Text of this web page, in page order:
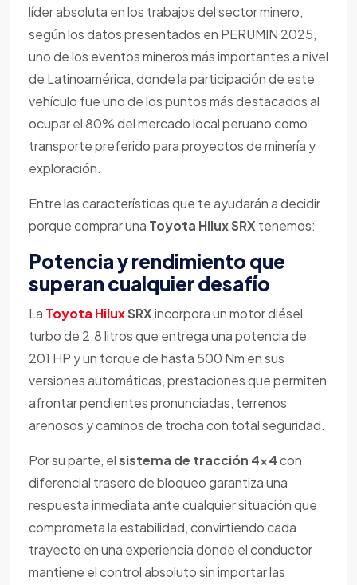
líder absoluta en los trabajos del sector minero,
según los datos presentados en PERUMIN 2025,
uno de los eventos mineros más importantes a nivel
de Latinoamérica, donde la participación de este
vehículo fue uno de los puntos más destacados al
ocupar el 80% del mercado local peruano como
transporte preferido para proyectos de minería y
exploración.
Entre las características que te ayudarán a decidir
porque comprar una Toyota Hilux SRX tenemos:
Potencia y rendimiento que
superan cualquier desafío
La Toyota HiluxSRXincorpora un motor diésel
turbo de 2.8 litros que entrega una potencia de
201 HP y un torque de hasta 500 Nm en sus
versiones automáticas, prestaciones que permiten
afrontar pendientes pronunciadas, terrenos
arenosos y caminos de trocha con total seguridad.
Por su parte, elsistema de tracción 4x4con
diferencial trasero de bloqueo garantiza una
respuesta inmediata ante cualquier situación que
comprometa la estabilidad, convirtiendo cada
trayecto en una experiencia donde el conductor
mantiene el control absoluto sin importar las